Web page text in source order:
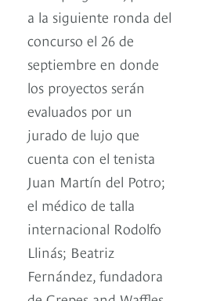
a la siguiente ronda del
concurso el 26 de
septiembre en donde
los proyectos serán
evaluados por un
jurado de lujo que
cuenta con el tenista
Juan Martín del Potro;
el médico de talla
internacional Rodolfo
Llinás; Beatriz
Fernández, fundadora